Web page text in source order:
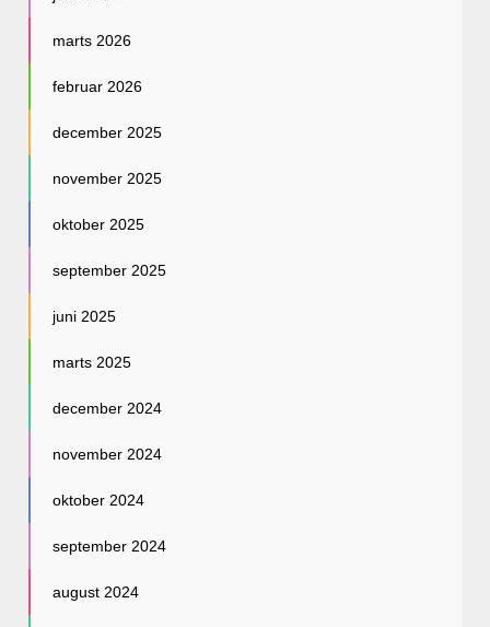
marts 2026
februar 2026
december 2025
november 2025
oktober 2025
september 2025
juni 2025
marts 2025
december 2024
november 2024
oktober 2024
september 2024
august 2024